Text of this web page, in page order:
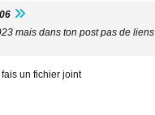
mais dans ton post pas de liens
un fichier joint